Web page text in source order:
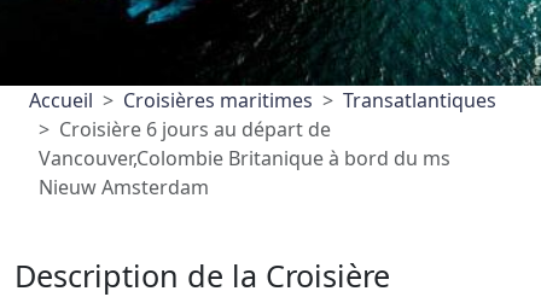
Accueil Croisières maritimes
Transatlantiques
Croisière 6 jours au départ de
Vancouver,Colombie Britanique à bord du ms
Nieuw Amsterdam
Description de la Croisière